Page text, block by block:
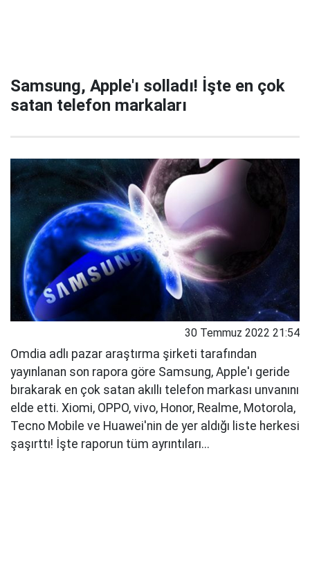
Samsung, Apple'ı solladı! İşte en çok
satan telefon markaları
30 Temmuz 2022 21:54
Omdia adlı pazar araştırma şirketi tarafından
yayınlanan son rapora göre Samsung, Apple'ı geride
bırakarak en çok satan akıllı telefon markası unvanını
elde etti. Xiomi, OPPO, vivo, Honor, Realme, Motorola,
Tecno Mobile ve Huawei'nin de yer aldığı liste herkesi
şaşırttı! İşte raporun tüm ayrıntıları...